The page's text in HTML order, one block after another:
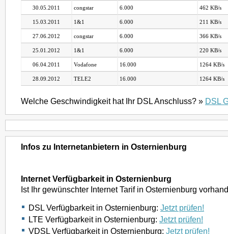
30.05.2011 congstar 6.000 462 KB/s
15.03.2011 1&1 6.000 211 KB/s
27.06.2012 congstar 6.000 366 KB/s
25.01.2012 1&1 6.000 220 KB/s
06.04.2011 Vodafone 16.000 1264 KB/s
28.09.2012 TELE2 16.000 1264 KB/s
Welche Geschwindigkeit hat Ihr DSL Anschluss? » DSL
Infos zu Internetanbietern in Osternienburg
Internet Verfügbarkeit in Osternienburg
Ist Ihr gewünschter Internet Tarif in Osternienburg
DSL Verfügbarkeit in Osternienburg: Jetzt prüfen!
LTE Verfügbarkeit in Osternienburg: Jetzt prüfen!
VDSL Verfügbarkeit in Osternienburg: Jetzt prüfen!